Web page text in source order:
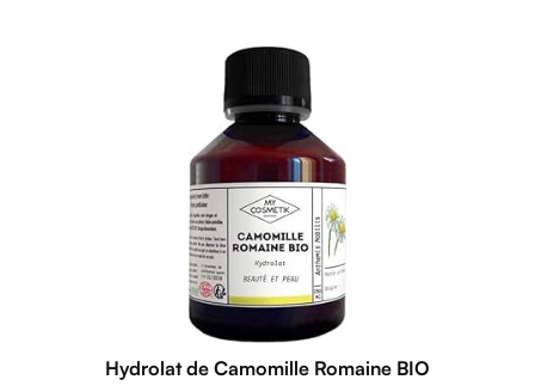
Hydrolat de Camomille Romaine BIO